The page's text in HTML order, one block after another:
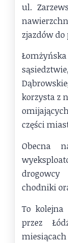
ul.
zjazdów do
korzysta z
części
Obecna
chodniki
To kolejna
przez